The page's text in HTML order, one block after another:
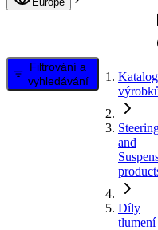
Filtrování a
vyhledávání
Katalog
and
Díly
tlumení